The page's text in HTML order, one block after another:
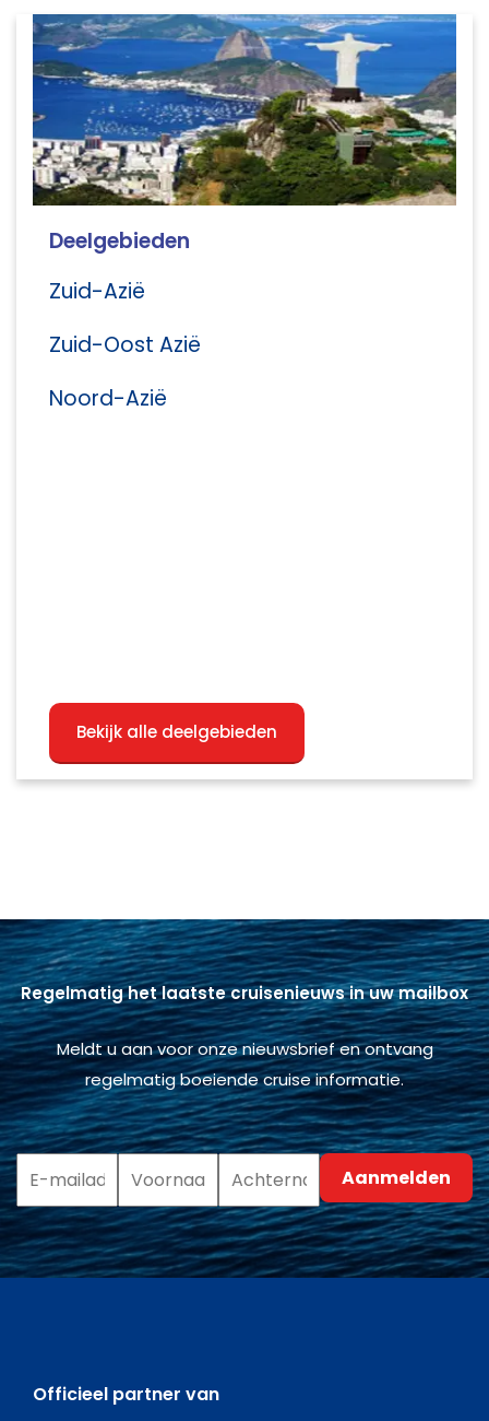
Deelgebieden
Zuid-Azië
Zuid-Oost Azië
Noord-Azië
Bekijk alle deelgebieden
Regelmatig het laatste cruisenieuws in uw mailbox
Meldt u aan voor onze nieuwsbrief en ontvang
regelmatig boeiende cruise informatie.
Officieel partner van